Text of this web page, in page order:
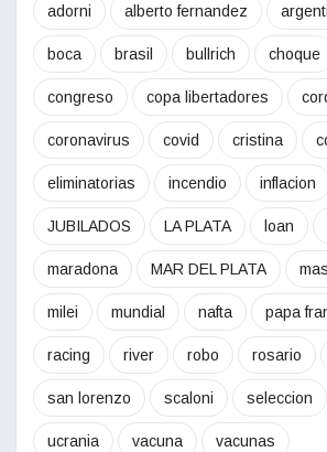
adorni alberto fernandez
boca brasil bullrich choque
congreso copa libertadores
coronavirus covid cristina
eliminatorias incendio inflacion
JUBILADOS LA PLATA loan
maradona MAR DEL PLATA
milei mundial nafta papa
racing river robo rosario
san lorenzo scaloni seleccion
ucrania vacuna vacunas